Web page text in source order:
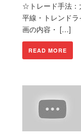
☆トレード手法：
平線・トレンド
画の内容・ […]
READ MORE